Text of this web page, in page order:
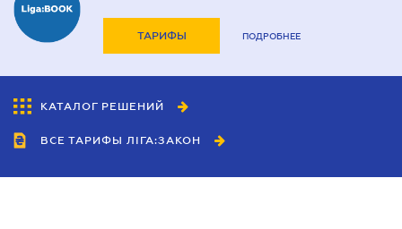
ТАРИФЫ ПОДРОБНЕЕ
КАТАЛОГ РЕШЕНИЙ
ВСЕ ТАРИФЫ ЛІГА:ЗАКОН